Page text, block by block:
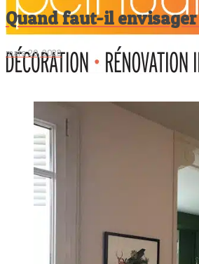
Quand faut-il
mars 29, 2023